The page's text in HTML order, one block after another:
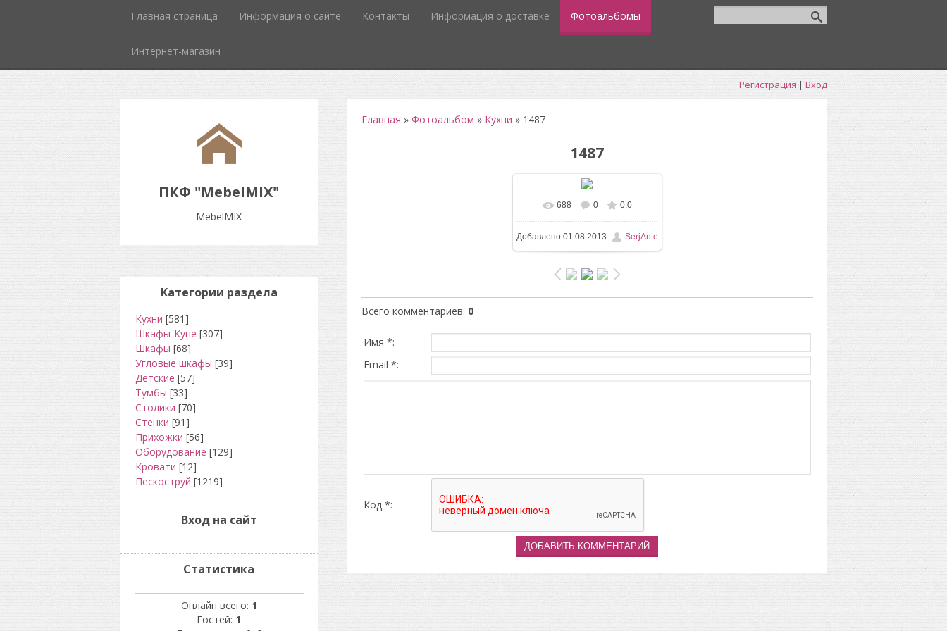
Главная страница Информация о сайте Контакты Информация о доставке Фотоальбомы
Интернет-магазин
Регистрация | Вход
ПКФ "MebelMIX"
MebelMIX
Главная » Фотоальбом » Кухни » 1487
1487
В реальном размере
1200x1600/ 135.9Kb
688 0 0.0
Добавлено01.08.2013 SerjAnte
Всего комментариев: 0
Имя *:
Email *:
Код *:
Категории раздела
Кухни [581]
Шкафы-Купе [307]
Шкафы [68]
Угловые шкафы [39]
Детские [57]
Тумбы [33]
Столики [70]
Стенки [91]
Прихожки [56]
Оборудование [129]
Кровати [12]
Пескоструй [1219]
Вход на сайт
Статистика
Онлайн всего: 1
Гостей: 1